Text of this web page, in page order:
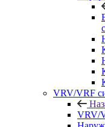
VRV/VRF
VRV/